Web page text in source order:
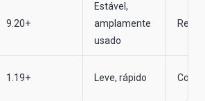
9.20+
Estável,
amplamente
usado
1.19+ Leve, rápido